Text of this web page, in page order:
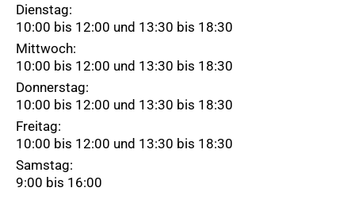
Dienstag:
10:00 bis 12:00 und 13:30 bis 18:30
Mittwoch:
10:00 bis 12:00 und 13:30 bis 18:30
Donnerstag:
10:00 bis 12:00 und 13:30 bis 18:30
Freitag:
10:00 bis 12:00 und 13:30 bis 18:30
Samstag:
9:00 bis 16:00